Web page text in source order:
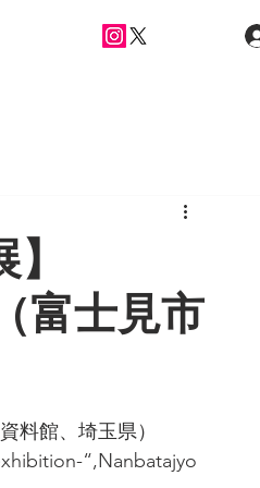
富士見市
料館、埼玉県）
“,Nanbatajyo